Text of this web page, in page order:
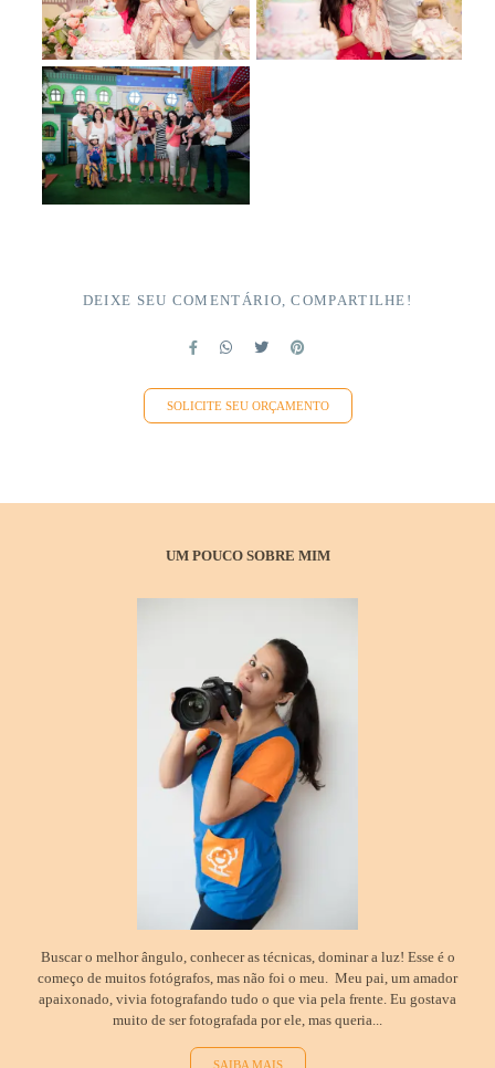
DEIXE SEU COMENTÁRIO, COMPARTILHE!
SOLICITE SEU ORÇAMENTO
UM POUCO SOBRE MIM
Buscar o melhor ângulo, conhecer as técnicas, dominar a luz! Esse é o
começo de muitos fotógrafos, mas não foi o meu. Meu pai, um amador
apaixonado, vivia fotografando tudo o que via pela frente. Eu gostava
muito de ser fotografada por ele, mas queria...
SAIBA MAIS